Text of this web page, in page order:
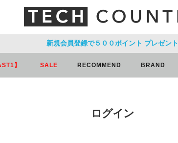
新規会員登録で５００ポイント プレゼント
】 SALE RECOMMEND BRAND
ログイン